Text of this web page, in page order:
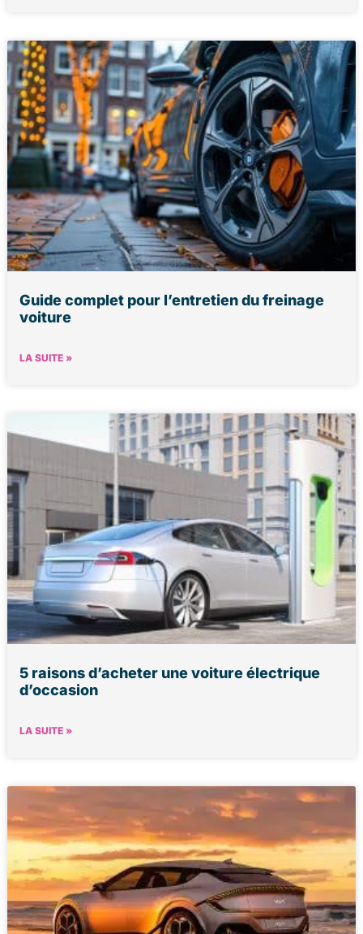
Guide complet pour l’entretien du freinage
voiture
LA SUITE »
5 raisons d’acheter une voiture électrique
d’occasion
LA SUITE »